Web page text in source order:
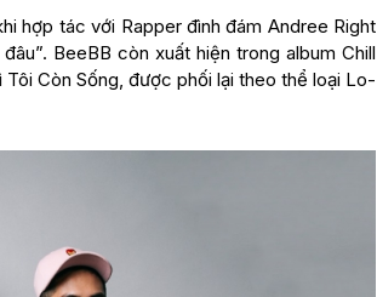
hợp tác với Rapper đình đám Andree Right
BeeBB còn xuất hiện trong album Chill
Còn Sống, được phối lại theo thể loại Lo-